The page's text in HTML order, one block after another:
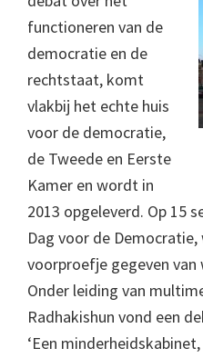
functioneren van de
democratie en de
rechtstaat, komt
vlakbij het echte huis
voor de democratie,
de Tweede en Eerste
Kamer en wordt in
2013 opgeleverd. Op 15
Dag voor de
voorproefje gegeven van
Onder leiding van
Radhakishun vond een
‘Een